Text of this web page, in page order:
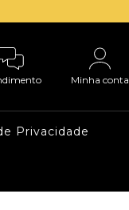
Minha conta
Privacidade